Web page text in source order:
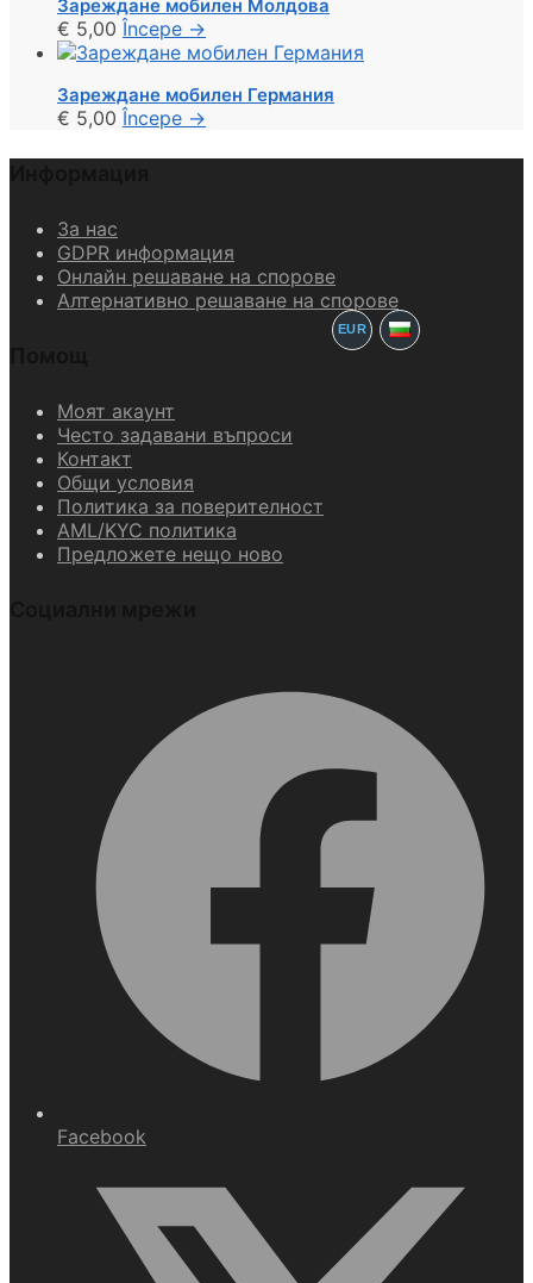
EUR
Зареждане мобилен Молдова
€ 5,00 Începe →
Зареждане мобилен Германия
€ 5,00 Începe →
За нас
GDPR информация
Онлайн решаване на спорове
Алтернативно решаване на спорове
Моят акаунт
Често задавани въпроси
Контакт
Общи условия
Политика за поверителност
AML/KYC политика
Предложете нещо ново
Facebook